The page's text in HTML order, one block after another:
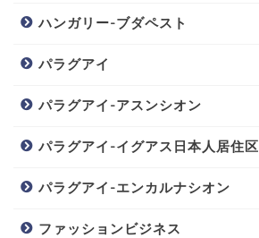
ハンガリー-ブダペスト
パラグアイ
パラグアイ-アスンシオン
パラグアイ-イグアス日本人居住区
パラグアイ-エンカルナシオン
ファッションビジネス